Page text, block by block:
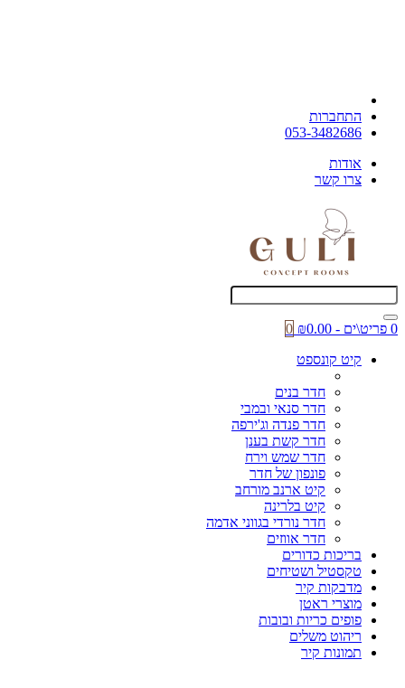
התחברות
053-3482686
אודות
צרו קשר
0 פריט\ים - ₪0.00
0
קיט קונספט
חדר בנים
חדר סנאי ובמבי
חדר פנדה וג'ירפה
חדר קשת בענן
חדר שמש וירח
פונפון של חדר
קיט ארנב מורחב
קיט בלרינה
חדר נורדי בגווני אדמה
חדר אווזים
בריכות כדורים
טקסטיל ושטיחים
מדבקות קיר
מוצרי ראטן
פופים כריות ובובות
ריהוט משלים
תמונות קיר